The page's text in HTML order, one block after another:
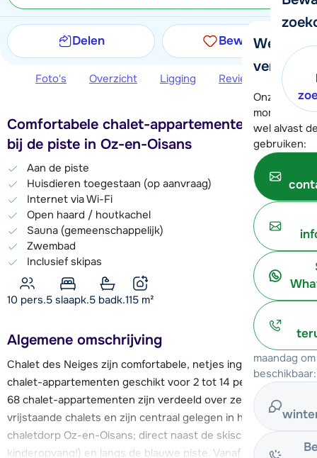
We
verder!
Onze
moment
wel alvast
gebruiken:
maandag
beschikbaar:
Delen Bewaren
Foto's Overzicht Ligging Reviews
Comfortabele chalet-appartementen, direct
bij de piste in Oz-en-Oisans
Aan de piste
Huisdieren toegestaan (op aanvraag)
Internet via Wi-Fi
Open haard / houtkachel
Sauna (gemeenschappelijk)
Zwembad
Inclusief skipas
10 pers.5 slaapk.5 badk.115 m²
Algemene omschrijving
Chalet des Neiges zijn comfortabele, netjes ingerichte
chalet-appartementen geschikt voor 2 tot 14 personen. De
68 chalet-appartementen zijn verdeeld over zes grote
vrijstaande chalets en zijn centraal gelegen in het sfeervolle
chaletdorp Oz-en-Oisans; direct naast de skischool (met
kinderopvang!) en langs de blauwe piste. Vanaf de voordeur